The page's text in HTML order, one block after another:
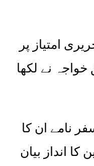
امتیاز پر
نے لکھا
نامے ان کا
انداز بیان